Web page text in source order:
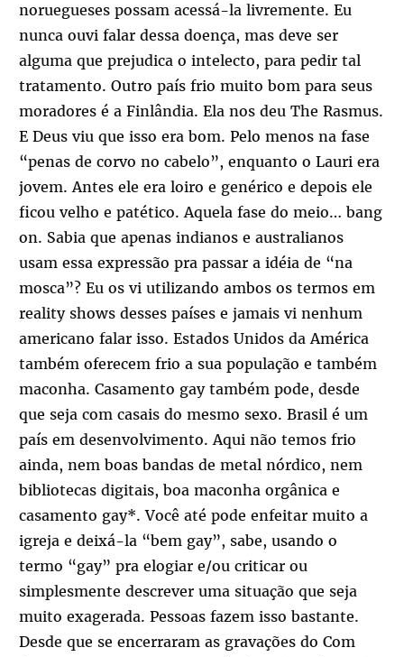
noruegueses possam acessá-la livremente. Eu
nunca ouvi falar dessa doença, mas deve ser
alguma que prejudica o intelecto, para pedir tal
tratamento. Outro país frio muito bom para seus
moradores é a Finlândia. Ela nos deu The Rasmus.
E Deus viu que isso era bom. Pelo menos na fase
“penas de corvo no cabelo”, enquanto o Lauri era
jovem. Antes ele era loiro e genérico e depois ele
ficou velho e patético. Aquela fase do meio… bang
on. Sabia que apenas indianos e australianos
usam essa expressão pra passar a idéia de “na
mosca”? Eu os vi utilizando ambos os termos em
reality shows desses países e jamais vi nenhum
americano falar isso. Estados Unidos da América
também oferecem frio a sua população e também
maconha. Casamento gay também pode, desde
que seja com casais do mesmo sexo. Brasil é um
país em desenvolvimento. Aqui não temos frio
ainda, nem boas bandas de metal nórdico, nem
bibliotecas digitais, boa maconha orgânica e
casamento gay*. Você até pode enfeitar muito a
igreja e deixá-la “bem gay”, sabe, usando o
termo “gay” pra elogiar e/ou criticar ou
simplesmente descrever uma situação que seja
muito exagerada. Pessoas fazem isso bastante.
Desde que se encerraram as gravações do Com